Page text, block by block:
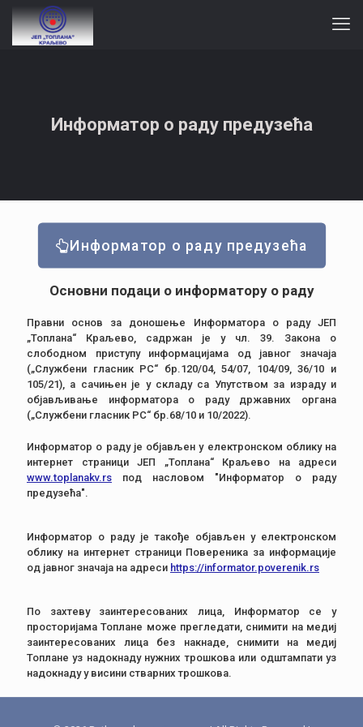
Информатор о раду предузећа
Информатор о раду предузећа
Основни подаци о информатору о раду
Правни основ за доношење Информатора о раду ЈЕП
„Топлана“ Краљево, садржан је у чл. 39. Закона о
слободном приступу информацијама од јавног значаја
(„Службени гласник РС“ бр.120/04, 54/07, 104/09, 36/10 и
105/21), а сачињен је у складу са Упутством за израду и
објављивање информатора о раду државних органа
(„Службени гласник РС“ бр.68/10 и 10/2022).
Информатор о раду је објављен у електронском облику на
интернет страници ЈЕП „Топлана“ Краљево на адреси
www.toplanakv.rs под насловом "Информатор о раду
предузећа".
Информатор о раду је такође објављен у електронском
облику на интернет страници Повереника за информације
од јавног значаја на адреси https://informator.poverenik.rs
По захтеву заинтересованих лица, Информатор се у
просторијама Топлане може прегледати, снимити на медиј
заинтересованих лица без накнаде, снимити на медиј
Топлане уз надокнаду нужних трошкова или одштампати уз
надокнаду у висини стварних трошкова.